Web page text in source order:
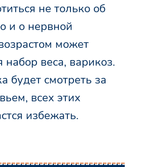
не только об
и о нервной
может
набор веса, варикоз.
будет смотреть за
всех этих
избежать.